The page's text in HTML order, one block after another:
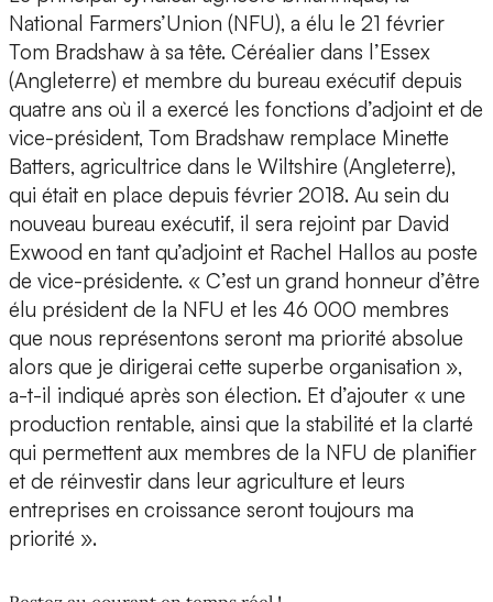
National Farmers’Union (NFU), a élu le 21 février
Tom Bradshaw à sa tête. Céréalier dans l’Essex
(Angleterre) et membre du bureau exécutif depuis
quatre ans où il a exercé les fonctions d’adjoint et de
vice-président, Tom Bradshaw remplace Minette
Batters, agricultrice dans le Wiltshire (Angleterre),
qui était en place depuis février 2018. Au sein du
nouveau bureau exécutif, il sera rejoint par David
Exwood en tant qu’adjoint et Rachel Hallos au poste
de vice-présidente. « C’est un grand honneur d’être
élu président de la NFU et les 46 000 membres
que nous représentons seront ma priorité absolue
alors que je dirigerai cette superbe organisation »,
a-t-il indiqué après son élection. Et d’ajouter « une
production rentable, ainsi que la stabilité et la clarté
qui permettent aux membres de la NFU de planifier
et de réinvestir dans leur agriculture et leurs
entreprises en croissance seront toujours ma
priorité ».